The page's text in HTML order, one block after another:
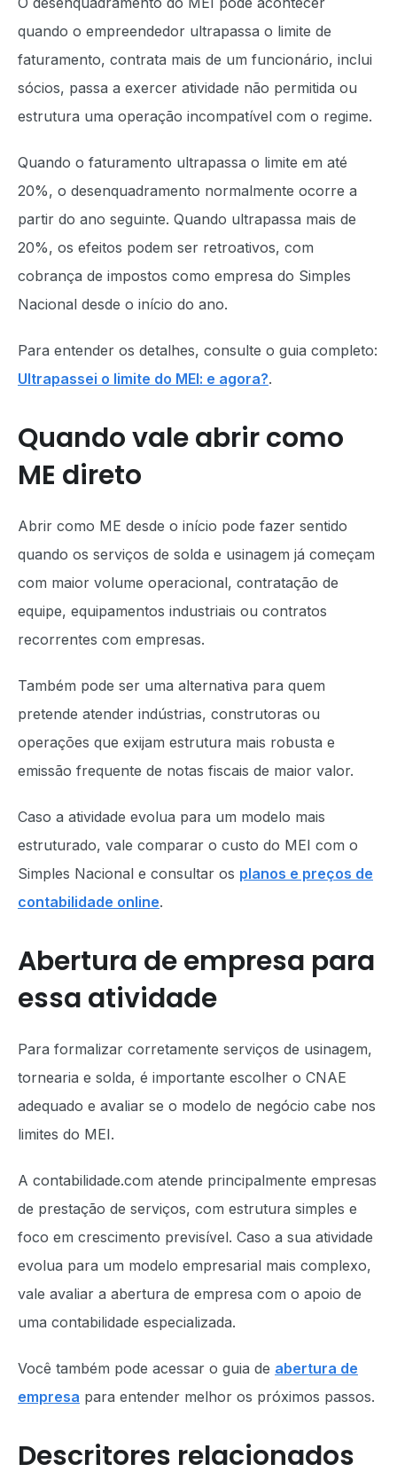
quando o empreendedor ultrapassa o limite de
faturamento, contrata mais de um funcionário, inclui
sócios, passa a exercer atividade não permitida ou
estrutura uma operação incompatível com o regime.
Quando o faturamento ultrapassa o limite em até
20%, o desenquadramento normalmente ocorre a
partir do ano seguinte. Quando ultrapassa mais de
20%, os efeitos podem ser retroativos, com
cobrança de impostos como empresa do Simples
Nacional desde o início do ano.
Para entender os detalhes, consulte o guia completo:
Ultrapassei o limite do MEI: e agora?.
Quando vale abrir como
ME direto
Abrir como ME desde o início pode fazer sentido
quando os serviços de solda e usinagem já começam
com maior volume operacional, contratação de
equipe, equipamentos industriais ou contratos
recorrentes com empresas.
Também pode ser uma alternativa para quem
pretende atender indústrias, construtoras ou
operações que exijam estrutura mais robusta e
emissão frequente de notas fiscais de maior valor.
Caso a atividade evolua para um modelo mais
estruturado, vale comparar o custo do MEI com o
Simples Nacional e consultar os planos e preços de
contabilidade online.
Abertura de empresa para
essa atividade
Para formalizar corretamente serviços de usinagem,
tornearia e solda, é importante escolher o CNAE
adequado e avaliar se o modelo de negócio cabe nos
limites do MEI.
A contabilidade.com atende principalmente empresas
de prestação de serviços, com estrutura simples e
foco em crescimento previsível. Caso a sua atividade
evolua para um modelo empresarial mais complexo,
vale avaliar a abertura de empresa com o apoio de
uma contabilidade especializada.
Você também pode acessar o guia de abertura de
empresa para entender melhor os próximos passos.
Descritores relacionados